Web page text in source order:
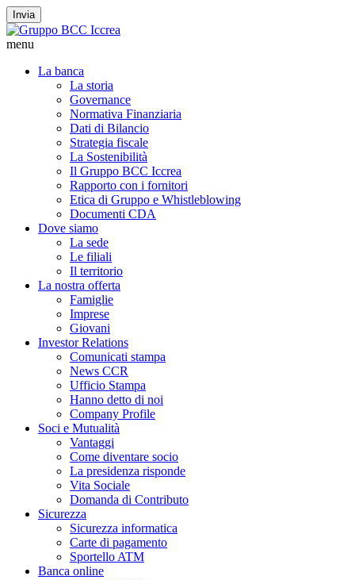
Invia
menu
La banca
La storia
Governance
Normativa Finanziaria
Dati di Bilancio
Strategia fiscale
La Sostenibilità
Il Gruppo BCC Iccrea
Rapporto con i fornitori
Etica di Gruppo e Whistleblowing
Documenti CDA
Dove siamo
La sede
Le filiali
Il territorio
La nostra offerta
Famiglie
Imprese
Giovani
Investor Relations
Comunicati stampa
News CCR
Ufficio Stampa
Hanno detto di noi
Company Profile
Soci e Mutualità
Vantaggi
Come diventare socio
La presidenza risponde
Vita Sociale
Domanda di Contributo
Sicurezza
Sicurezza informatica
Carte di pagamento
Sportello ATM
Banca online